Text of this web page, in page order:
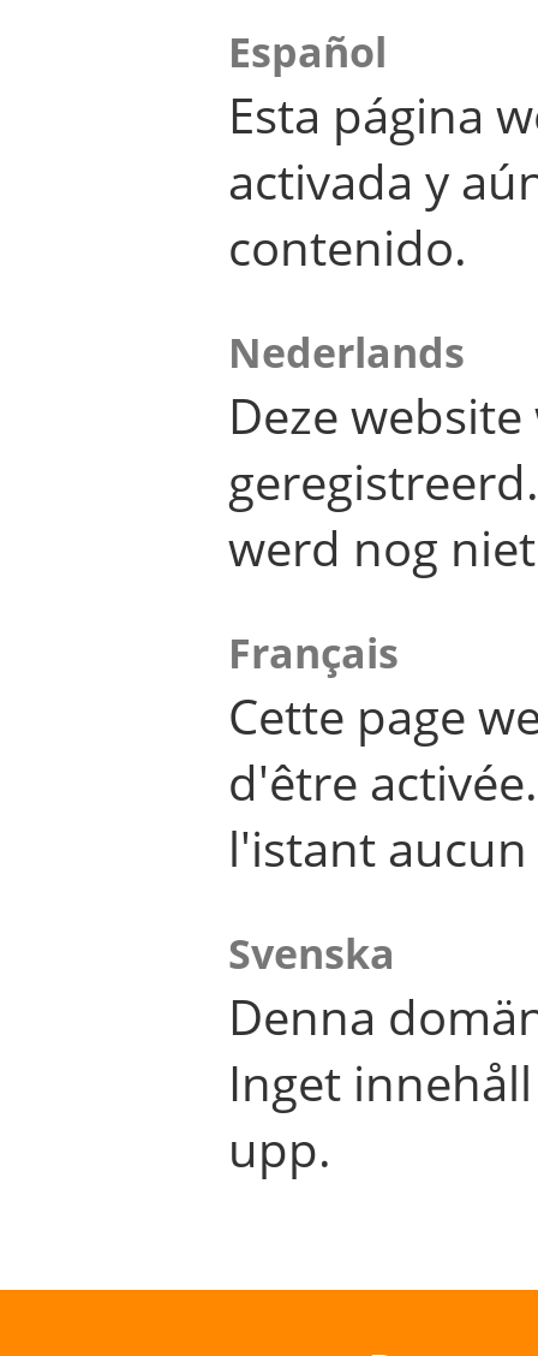
Español
Esta página
activada y
contenido.
Nederlands
Deze
werd nog
Français
Cette page
d'être
l'istant
Svenska
Denna
Inget
upp.